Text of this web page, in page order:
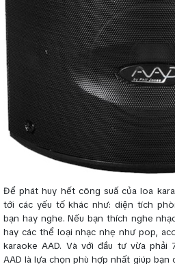
Để phát huy hết công suấ của loa
tới các yếu tố khác như: diện tích
bạn hay nghe. Nếu bạn thích nghe
hay các thể loại nhạc nhẹ như pop,
karaoke AAD. Và với đầu tư vừa
AAD là lựa chọn phù hợp nhất giúp